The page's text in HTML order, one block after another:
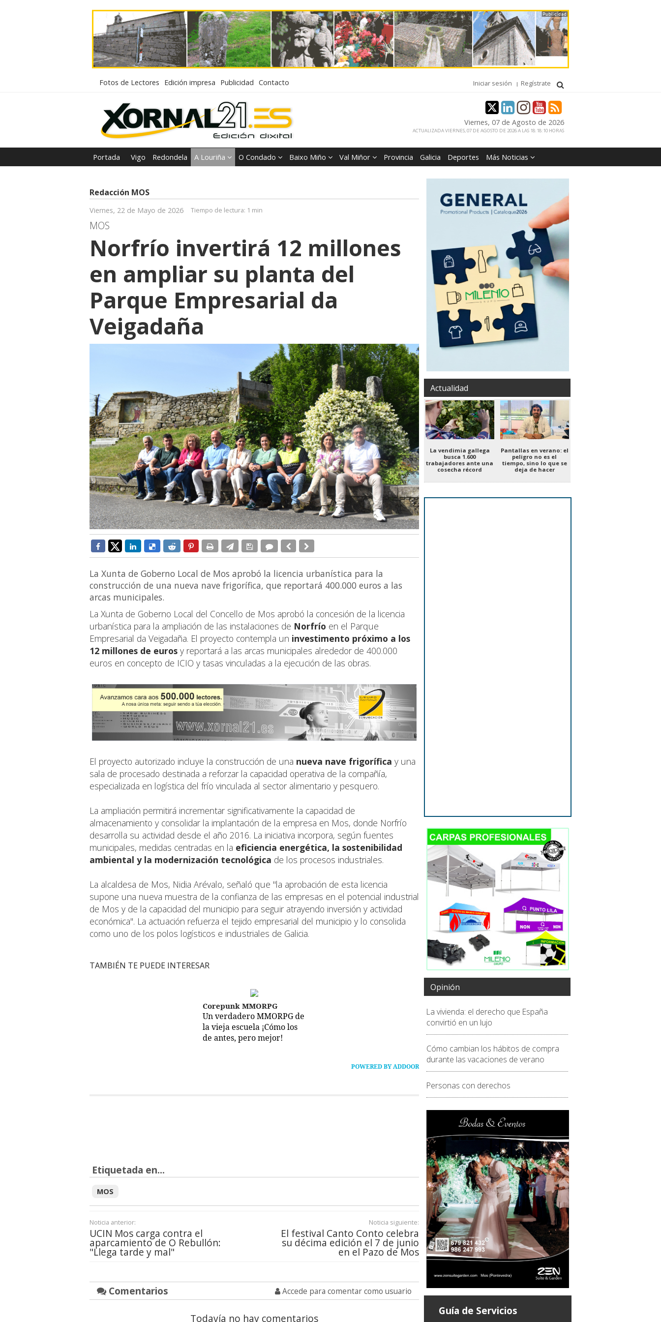
Fotos de Lectores Edición impresa Publicidad Contacto Iniciar sesión Regístrate
Viernes, 07 de Agosto de 2026
ACTUALIZADA VIERNES, 07 DE AGOSTO DE 2026 A LAS 18:18:10 HORAS
Portada Vigo Redondela A Louriña O Condado Baixo Miño Val Miñor Provincia Galicia Deportes Más Noticias
Redacción MOS
Viernes, 22 de Mayo de 2026 Tiempo de lectura: 1 min
MOS
Norfrío invertirá 12 millones
en ampliar su planta del
Parque Empresarial da
Veigadaña
La Xunta de Goberno Local de Mos aprobó la licencia urbanística para la
construcción de una nueva nave frigorífica, que reportará 400.000 euros a las
arcas municipales.
La Xunta de Goberno Local del Concello de Mos aprobó la concesión de la licencia
urbanística para la ampliación de las instalaciones de Norfrío en el Parque
Empresarial da Veigadaña. El proyecto contempla un investimento próximo a los
12 millones de euros y reportará a las arcas municipales alrededor de 400.000
euros en concepto de ICIO y tasas vinculadas a la ejecución de las obras.
El proyecto autorizado incluye la construcción de una nueva nave frigorífica y una
sala de procesado destinada a reforzar la capacidad operativa de la compañía,
especializada en logística del frío vinculada al sector alimentario y pesquero.
La ampliación permitirá incrementar significativamente la capacidad de
almacenamiento y consolidar la implantación de la empresa en Mos, donde Norfrío
desarrolla su actividad desde el año 2016. La iniciativa incorpora, según fuentes
municipales, medidas centradas en la eficiencia energética, la sostenibilidad
ambiental y la modernización tecnológica de los procesos industriales.
La alcaldesa de Mos, Nidia Arévalo, señaló que "la aprobación de esta licencia
supone una nueva muestra de la confianza de las empresas en el potencial industrial
de Mos y de la capacidad del municipio para seguir atrayendo inversión y actividad
económica". La actuación refuerza el tejido empresarial del municipio y lo consolida
como uno de los polos logísticos e industriales de Galicia.
TAMBIÉN TE PUEDE INTERESAR
Corepunk MMORPG
Un verdadero MMORPG de
la vieja escuela ¡Cómo los
de antes, pero mejor!
POWERED BY ADDOOR
Etiquetada en...
MOS
Noticia anterior:
UCIN Mos carga contra el
aparcamiento de O Rebullón:
"Llega tarde y mal"
Noticia siguiente:
El festival Canto Conto celebra
su décima edición el 7 de junio
en el Pazo de Mos
Comentarios Accede para comentar como usuario
Todavía no hay comentarios
Actualidad
La vendimia gallega
busca 1.600
trabajadores ante una
cosecha récord
Pantallas en verano: el
peligro no es el
tiempo, sino lo que se
deja de hacer
Opinión
La vivienda: el derecho que España
convirtió en un lujo
Cómo cambian los hábitos de compra
durante las vacaciones de verano
Personas con derechos
Guía de Servicios